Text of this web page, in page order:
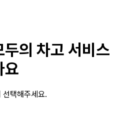
의 차고 서비스
요
선택해주세요.